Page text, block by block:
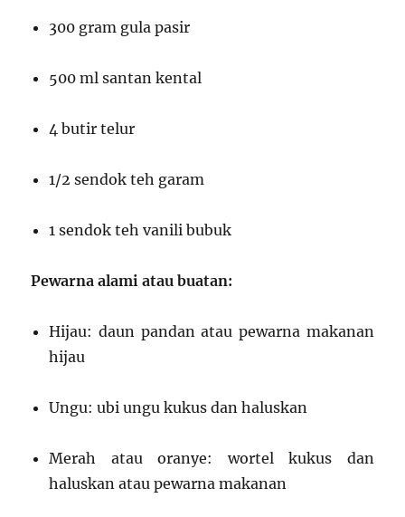
300 gram gula pasir
500 ml santan kental
4 butir telur
1/2 sendok teh garam
1 sendok teh vanili bubuk
Pewarna alami atau buatan:
Hijau: daun pandan atau pewarna makanan
hijau
Ungu: ubi ungu kukus dan haluskan
Merah atau oranye: wortel kukus dan
haluskan atau pewarna makanan